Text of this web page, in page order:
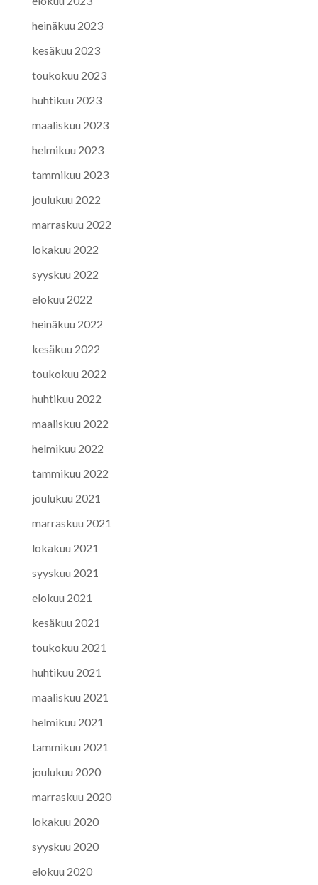
heinäkuu 2023
kesäkuu 2023
toukokuu 2023
huhtikuu 2023
maaliskuu 2023
helmikuu 2023
tammikuu 2023
joulukuu 2022
marraskuu 2022
lokakuu 2022
syyskuu 2022
elokuu 2022
heinäkuu 2022
kesäkuu 2022
toukokuu 2022
huhtikuu 2022
maaliskuu 2022
helmikuu 2022
tammikuu 2022
joulukuu 2021
marraskuu 2021
lokakuu 2021
syyskuu 2021
elokuu 2021
kesäkuu 2021
toukokuu 2021
huhtikuu 2021
maaliskuu 2021
helmikuu 2021
tammikuu 2021
joulukuu 2020
marraskuu 2020
lokakuu 2020
syyskuu 2020
elokuu 2020